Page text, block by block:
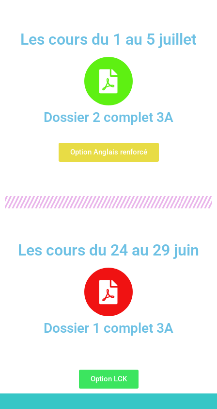
Les cours du 1 au 5 juillet
Dossier 2 complet 3A
Option Anglais renforcé
Les cours du 24 au 29 juin
Dossier 1 complet 3A
Option LCK